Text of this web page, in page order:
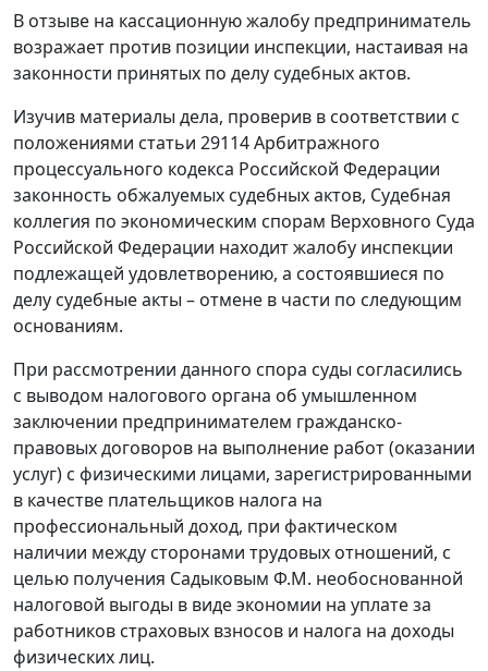
В отзыве на кассационную жалобу предприниматель
возражает против позиции инспекции, настаивая на
законности принятых по делу судебных актов.
Изучив материалы дела, проверив в соответствии с
положениями статьи 29114 Арбитражного
процессуального кодекса Российской Федерации
законность обжалуемых судебных актов, Судебная
коллегия по экономическим спорам Верховного Суда
Российской Федерации находит жалобу инспекции
подлежащей удовлетворению, а состоявшиеся по
делу судебные акты – отмене в части по следующим
основаниям.
При рассмотрении данного спора суды согласились
с выводом налогового органа об умышленном
заключении предпринимателем гражданско-
правовых договоров на выполнение работ (оказании
услуг) с физическими лицами, зарегистрированными
в качестве плательщиков налога на
профессиональный доход, при фактическом
наличии между сторонами трудовых отношений, с
целью получения Садыковым Ф.М. необоснованной
налоговой выгоды в виде экономии на уплате за
работников страховых взносов и налога на доходы
физических лиц.